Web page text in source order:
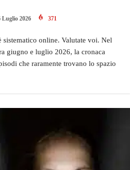
Luglio 2026 371
online. Valutate voi. Nel
giugno e luglio 2026, la cronaca
che raramente trovano lo spazio